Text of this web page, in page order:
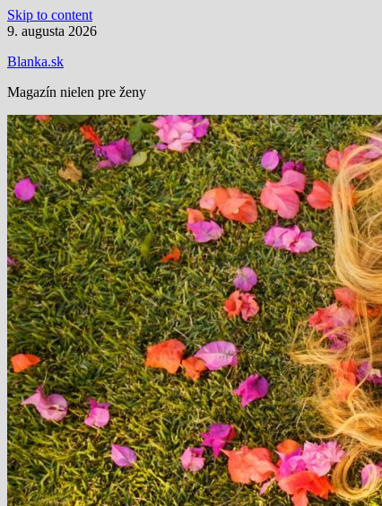
Skip to content
9. augusta 2026
Blanka.sk
Magazín nielen pre ženy